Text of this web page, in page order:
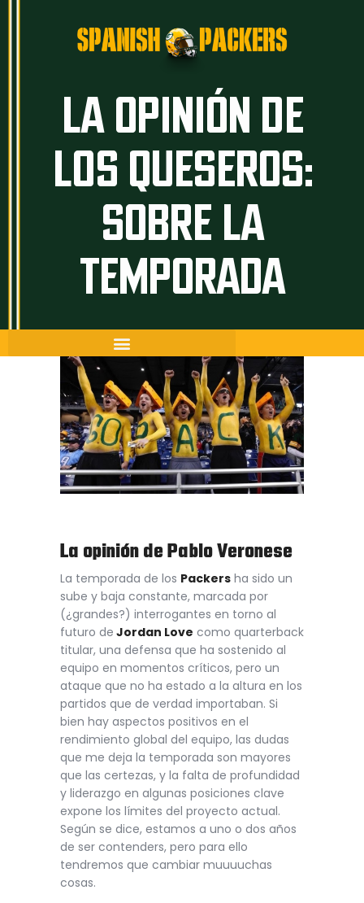
LA OPINIÓN DE
LOS QUESEROS:
SOBRE LA
TEMPORADA
Inicio
Artículos
Temporada 26/27
Historia
The Frozen Tundra
Porra
La opinión de Pablo Veronese
La temporada de los Packers ha sido un
sube y baja constante, marcada por
(¿grandes?) interrogantes en torno al
futuro de Jordan Love como quarterback
titular, una defensa que ha sostenido al
equipo en momentos críticos, pero un
ataque que no ha estado a la altura en los
partidos que de verdad importaban. Si
bien hay aspectos positivos en el
rendimiento global del equipo, las dudas
que me deja la temporada son mayores
que las certezas, y la falta de profundidad
y liderazgo en algunas posiciones clave
expone los límites del proyecto actual.
Según se dice, estamos a uno o dos años
de ser contenders, pero para ello
tendremos que cambiar muuuuchas
cosas.